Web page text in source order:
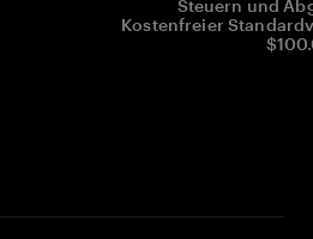
Steuern und
Kostenfreier